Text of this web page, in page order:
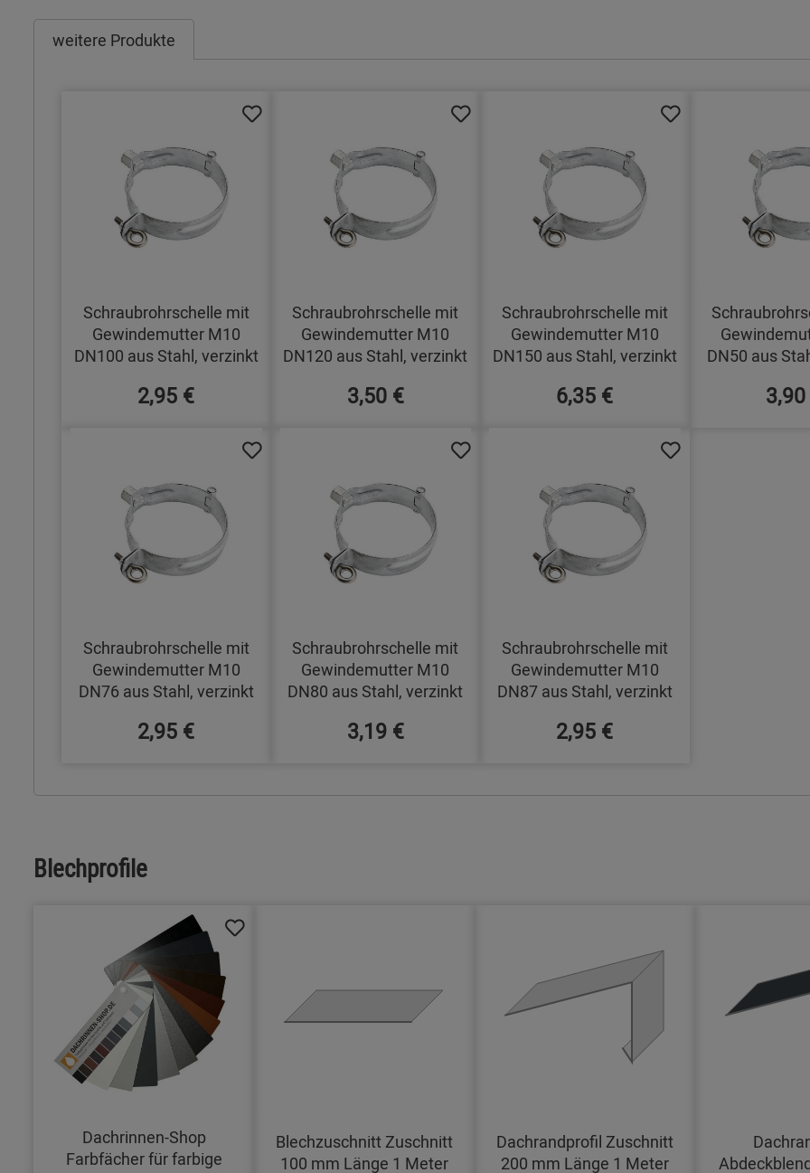
weitere Produkte
Schraubrohrschelle mit
Gewindemutter M10
DN100 aus Stahl, verzinkt
2,95 €
Schraubrohrschelle mit
Gewindemutter M10
DN120 aus Stahl, verzinkt
3,50 €
Schraubrohrschelle mit
Gewindemutter M10
DN150 aus Stahl, verzinkt
6,35 €
DN50 aus
Schraubrohrschelle mit
Gewindemutter M10
DN76 aus Stahl, verzinkt
2,95 €
Schraubrohrschelle mit
Gewindemutter M10
DN80 aus Stahl, verzinkt
3,19 €
Schraubrohrschelle mit
Gewindemutter M10
DN87 aus Stahl, verzinkt
2,95 €
Blechprofile
Dachrinnen-Shop
Farbfächer für farbige
Blechzuschnitt Zuschnitt
100 mm Länge 1 Meter
Dachrandprofil Zuschnitt
200 mm Länge 1 Meter